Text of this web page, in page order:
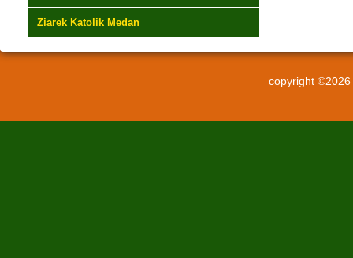
Ziarek Katolik Medan
copyright ©2026